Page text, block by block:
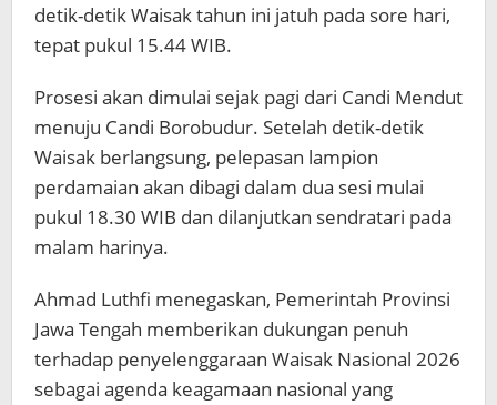
detik-detik Waisak tahun ini jatuh pada sore hari,
tepat pukul 15.44 WIB.
Prosesi akan dimulai sejak pagi dari Candi Mendut
menuju Candi Borobudur. Setelah detik-detik
Waisak berlangsung, pelepasan lampion
perdamaian akan dibagi dalam dua sesi mulai
pukul 18.30 WIB dan dilanjutkan sendratari pada
malam harinya.
Ahmad Luthfi menegaskan, Pemerintah Provinsi
Jawa Tengah memberikan dukungan penuh
terhadap penyelenggaraan Waisak Nasional 2026
sebagai agenda keagamaan nasional yang